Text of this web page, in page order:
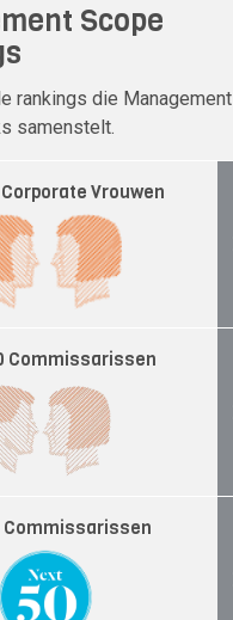
Scope
rankings die Management
samenstelt.
Vrouwen
Commissarissen
Commissarissen